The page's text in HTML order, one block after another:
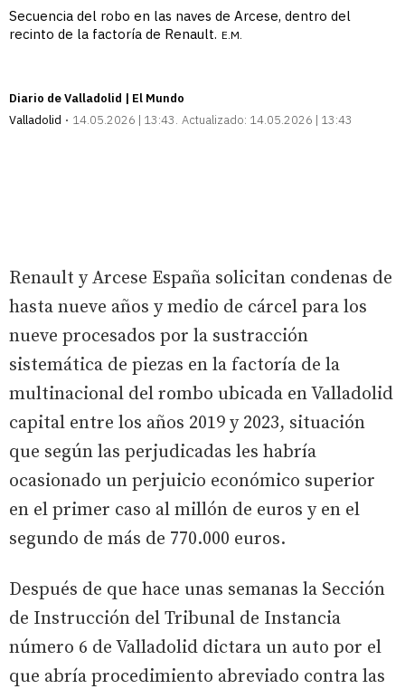
Secuencia del robo en las naves de Arcese, dentro del
recinto de la factoría de Renault. E.M.
Diario de Valladolid | El Mundo
Valladolid
14.05.2026 | 13:43 Actualizado: 14.05.2026 | 13:43
Renault y Arcese España solicitan condenas de
hasta nueve años y medio de cárcel para los
nueve procesados por la sustracción
sistemática de piezas en la factoría de la
multinacional del rombo ubicada en Valladolid
capital entre los años 2019 y 2023, situación
que según las perjudicadas les habría
ocasionado un perjuicio económico superior
en el primer caso al millón de euros y en el
segundo de más de 770.000 euros.
Después de que hace unas semanas la Sección
de Instrucción del Tribunal de Instancia
número 6 de Valladolid dictara un auto por el
que abría procedimiento abreviado contra las